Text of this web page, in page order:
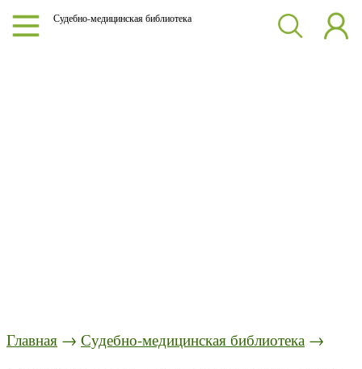
Судебно-медицинская библиотека
Главная → Судебно-медицинская библиотека →